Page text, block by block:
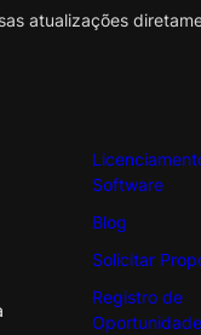
atualizações
Software
Blog
Solicitar
Registro de
Oportunidade